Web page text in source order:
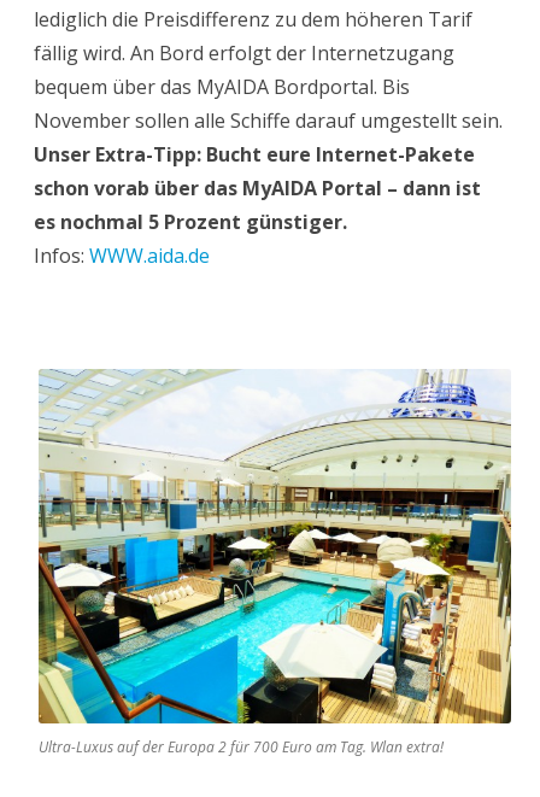
lediglich die Preisdifferenz zu dem höheren Tarif
fällig wird. An Bord erfolgt der Internetzugang
bequem über das MyAIDA Bordportal. Bis
November sollen alle Schiffe darauf umgestellt sein.
Unser Extra-Tipp: Bucht eure Internet-Pakete
schon vorab über das MyAIDA Portal – dann ist
es nochmal 5 Prozent günstiger.
Infos: WWW.aida.de
Ultra-Luxus auf der Europa 2 für 700 Euro am Tag. Wlan extra!